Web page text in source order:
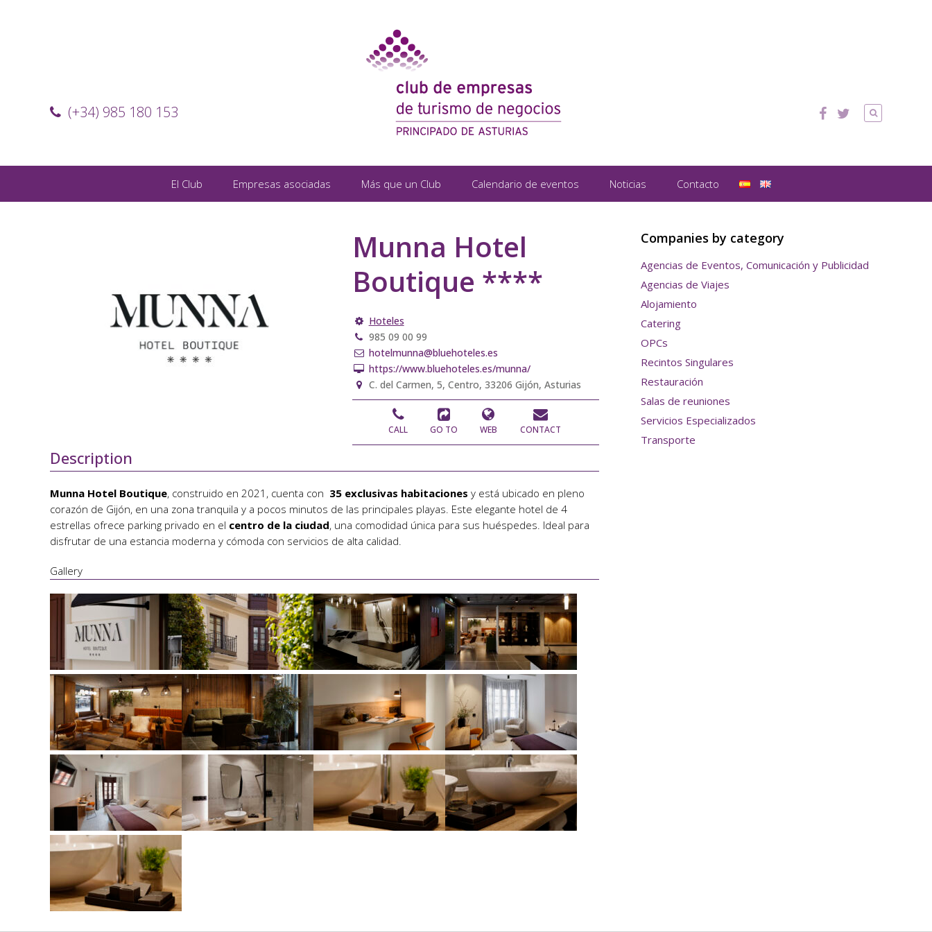
(+34) 985 180 153
El Club Empresas asociadas Más que un Club Calendario de eventos Noticias Contacto
Munna Hotel
Boutique ****
Hoteles
985 09 00 99
hotelmunna@bluehoteles.es
https://www.bluehoteles.es/munna/
C. del Carmen, 5, Centro, 33206 Gijón, Asturias
CALL GO TO WEB CONTACT
Description
Munna Hotel Boutique, construido en 2021, cuenta con 35 exclusivas habitaciones y está ubicado en pleno
corazón de Gijón, en una zona tranquila y a pocos minutos de las principales playas. Este elegante hotel de 4
estrellas ofrece parking privado en el centro de la ciudad, una comodidad única para sus huéspedes. Ideal para
disfrutar de una estancia moderna y cómoda con servicios de alta calidad.
Gallery
Companies by category
Agencias de Eventos, Comunicación y Publicidad
Agencias de Viajes
Alojamiento
Catering
OPCs
Recintos Singulares
Restauración
Salas de reuniones
Servicios Especializados
Transporte